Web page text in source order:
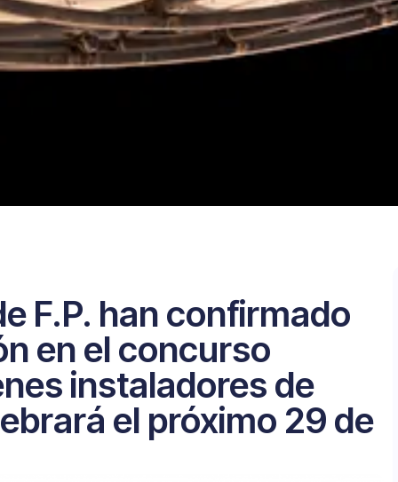
F.P. han confirmado
en el concurso
instaladores de
el próximo 29 de